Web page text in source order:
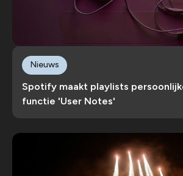
Spotify maakt playlists
functie 'User Notes'
Nieuws